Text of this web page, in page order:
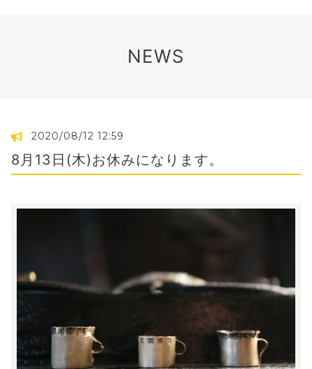
NEWS
2020/08/12 12:59
8月13日(木)お休みになります。